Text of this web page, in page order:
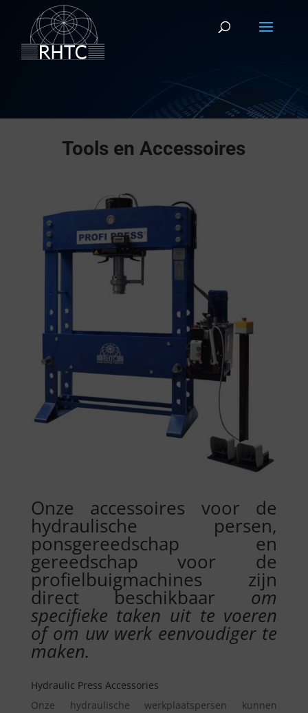
Tools en Accessoires
Onze accessoires voor de
hydraulische persen,
ponsgereedschap en
gereedschap voor de
profielbuigmachines zijn
direct beschikbaar om
specifieke taken uit te voeren
of om uw werk eenvoudiger te
maken.
Hydraulic Press Accessories
Onze hydraulische werkplaatspersen kunnen